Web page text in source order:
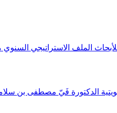
عام 2026م، باللغتين العربية والانجليزية وتضمن دراسات تحليلية ورؤى معمقة، وقراءات
الدكتورة فَيّ مصطفى بن